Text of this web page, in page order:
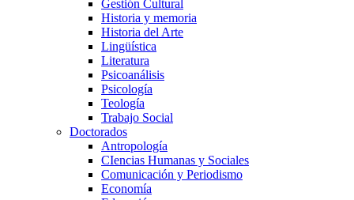
Gestión Cultural
Historia y memoria
Historia del Arte
Lingüística
Literatura
Psicoanálisis
Psicología
Teología
Trabajo Social
Doctorados
Antropología
CIencias Humanas y Sociales
Comunicación y Periodismo
Economía